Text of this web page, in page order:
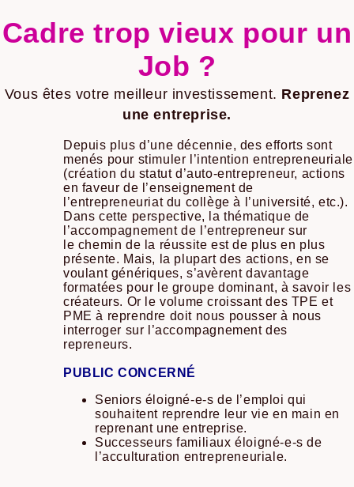
Cadre trop vieux pour un
Job ?
Vous êtes votre meilleur investissement. Reprenez
une entreprise.
Depuis plus d’une décennie, des efforts sont
menés pour stimuler l’intention entrepreneuriale
(création du statut d’auto-entrepreneur, actions
en faveur de l’enseignement de
l’entrepreneuriat du collège à l’université, etc.).
Dans cette perspective, la thématique de
l’accompagnement de l’entrepreneur sur
le chemin de la réussite est de plus en plus
présente. Mais, la plupart des actions, en se
voulant génériques, s’avèrent davantage
formatées pour le groupe dominant, à savoir les
créateurs. Or le volume croissant des TPE et
PME à reprendre doit nous pousser à nous
interroger sur l’accompagnement des
repreneurs.
PUBLIC CONCERNÉ
Seniors éloigné-e-s de l’emploi qui
souhaitent reprendre leur vie en main en
reprenant une entreprise.
Successeurs familiaux éloigné-e-s de
l’acculturation entrepreneuriale.